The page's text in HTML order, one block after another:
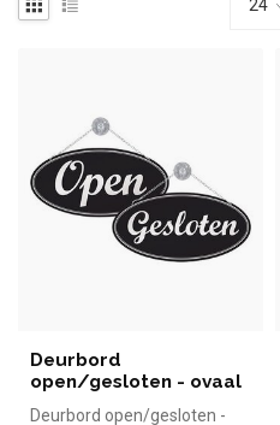
Deurbord
open/gesloten - ovaal
Deurbord open/gesloten -